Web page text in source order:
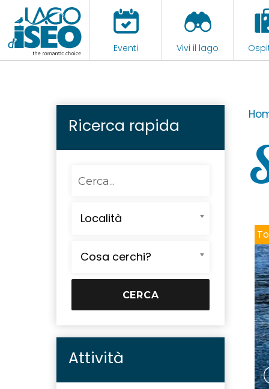
Eventi Vivi il lago
Ricerca rapida
Località
Cosa cerchi?
Attività